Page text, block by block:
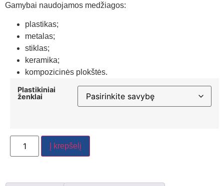
Gamybai naudojamos medžiagos:
plastikas;
metalas;
stiklas;
keramika;
kompozicinės plokštės.
Plastikiniai
ženklai
Į krepšelį